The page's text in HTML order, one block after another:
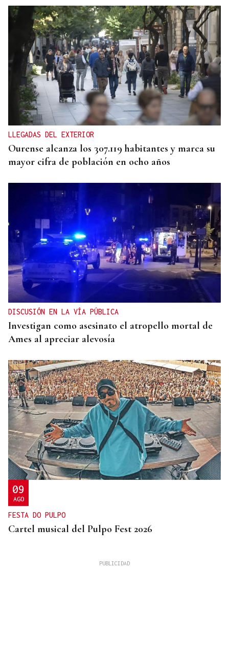
"CAPACIDAD CRÍTICA"
El reparto de menores de Ceuta abre una crisis
entre Gobierno y comunidades
LLEGADAS DEL EXTERIOR
Ourense alcanza los 307.119 habitantes y marca su
mayor cifra de población en ocho años
DISCUSIÓN EN LA VÍA PÚBLICA
Investigan como asesinato el atropello mortal de
Ames al apreciar alevosía
09
AGO
FESTA DO PULPO
Cartel musical del Pulpo Fest 2026